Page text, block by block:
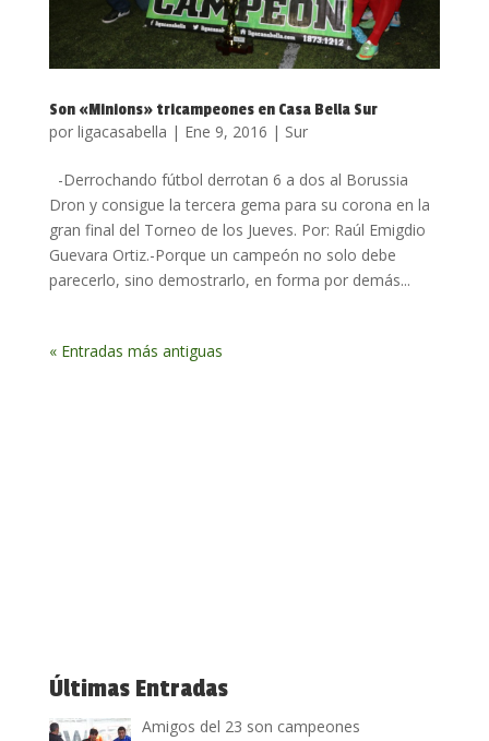
Son «Minions» tricampeones en Casa Bella Sur
por ligacasabella | Ene 9, 2016 | Sur
-Derrochando fútbol derrotan 6 a dos al Borussia
Dron y consigue la tercera gema para su corona en la
gran final del Torneo de los Jueves. Por: Raúl Emigdio
Guevara Ortiz.-Porque un campeón no solo debe
parecerlo, sino demostrarlo, en forma por demás...
« Entradas más antiguas
Últimas Entradas
Amigos del 23 son campeones